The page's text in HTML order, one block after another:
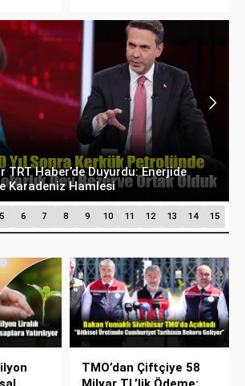
Mesleğe Yeni Standart: MYK-
İmzalandı
5 6 7 8 9 10 11 12 13 14 15
TMO’dan Çiftçiye 58